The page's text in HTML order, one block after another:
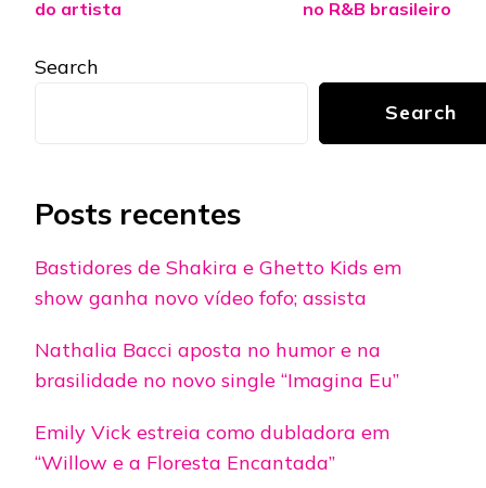
do artista no R&B brasileiro
Search
Search
Posts recentes
Bastidores de Shakira e Ghetto Kids em
show ganha novo vídeo fofo; assista
Nathalia Bacci aposta no humor e na
brasilidade no novo single “Imagina Eu”
Emily Vick estreia como dubladora em
“Willow e a Floresta Encantada”